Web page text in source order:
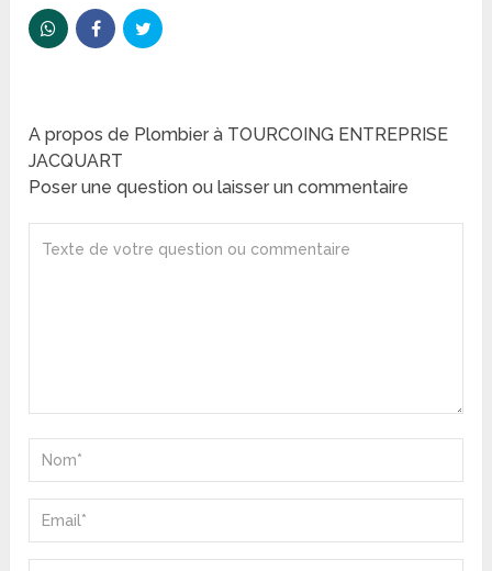
A propos de Plombier à TOURCOING ENTREPRISE
JACQUART
Poser une question ou laisser un commentaire